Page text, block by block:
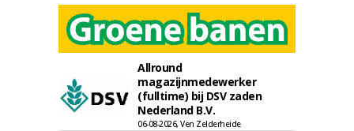
Allround
magazijnmedewerker
(fulltime) bij DSV zaden
Nederland B.V.
06-08-2026, Ven Zelderheide